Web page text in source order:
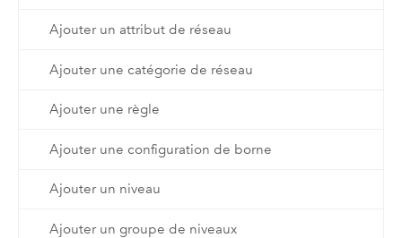
Ajouter un attribut de réseau
Ajouter une catégorie de réseau
Ajouter une règle
Ajouter une configuration de borne
Ajouter un niveau
Ajouter un groupe de niveaux